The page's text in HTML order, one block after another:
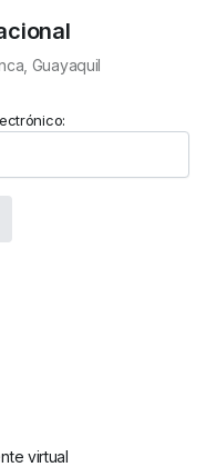
Guayaquil
virtual